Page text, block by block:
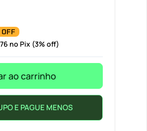
no Pix (3% off)
ao carrinho
E PAGUE MENOS